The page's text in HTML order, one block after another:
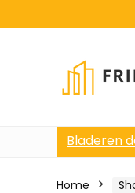
Bladeren
Home